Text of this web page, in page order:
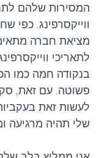
המסירות שלהם
ווייקסרפינג. כפי
מציאת חברה
לתאריכי
בנקודה חמה כמו
לעשות זאת
שלי תהיה מרגיעה